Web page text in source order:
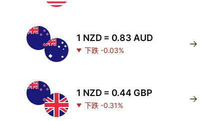
1 NZD = 0.83 AUD
下跌 -0.03%
1 NZD = 0.44 GBP
下跌 -0.31%